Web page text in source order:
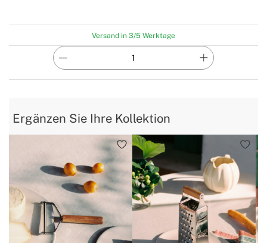
Versand in 3/5 Werktage
Ergänzen Sie Ihre Kollektion